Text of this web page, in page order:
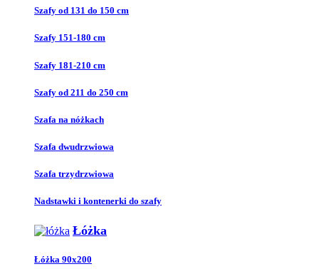
Szafy od 131 do 150 cm
Szafy 151-180 cm
Szafy 181-210 cm
Szafy od 211 do 250 cm
Szafa na nóżkach
Szafa dwudrzwiowa
Szafa trzydrzwiowa
Nadstawki i kontenerki do szafy
Łóżka
Łóżka 90x200